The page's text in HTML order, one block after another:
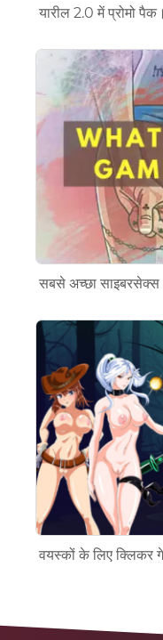
यारील 2.0 में प्रोमो पैक।
सबसे अच्छा
वयस्कों के लिए क्लिकर